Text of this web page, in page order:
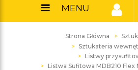
MENU
Strona Główna
Sztukateria
Listwy
Listwa Sufitowa MDB210